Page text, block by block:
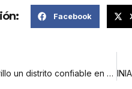
Facebook
“Queremos hacer de Pajarillo un distrito confiable en seguridad ciudadana”